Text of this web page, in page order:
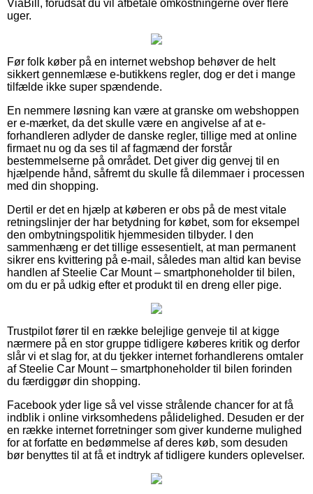
ViaBill, forudsat du vil afbetale omkostningerne over flere
uger.
Før folk køber på en internet webshop behøver de helt
sikkert gennemlæse e-butikkens regler, dog er det i mange
tilfælde ikke super spændende.
En nemmere løsning kan være at granske om webshoppen
er e-mærket, da det skulle være en angivelse af at e-
forhandleren adlyder de danske regler, tillige med at online
firmaet nu og da ses til af fagmænd der forstår
bestemmelserne på området. Det giver dig genvej til en
hjælpende hånd, såfremt du skulle få dilemmaer i processen
med din shopping.
Dertil er det en hjælp at køberen er obs på de mest vitale
retningslinjer der har betydning for købet, som for eksempel
den ombytningspolitik hjemmesiden tilbyder. I den
sammenhæng er det tillige essesentielt, at man permanent
sikrer ens kvittering på e-mail, således man altid kan bevise
handlen af Steelie Car Mount – smartphoneholder til bilen,
om du er på udkig efter et produkt til en dreng eller pige.
Trustpilot fører til en række belejlige genveje til at kigge
nærmere på en stor gruppe tidligere køberes kritik og derfor
slår vi et slag for, at du tjekker internet forhandlerens omtaler
af Steelie Car Mount – smartphoneholder til bilen forinden
du færdiggør din shopping.
Facebook yder lige så vel visse strålende chancer for at få
indblik i online virksomhedens pålidelighed. Desuden er der
en række internet forretninger som giver kunderne mulighed
for at forfatte en bedømmelse af deres køb, som desuden
bør benyttes til at få et indtryk af tidligere kunders oplevelser.